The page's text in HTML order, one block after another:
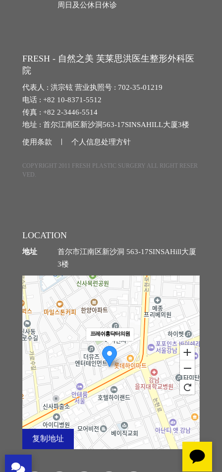
溶脂针
REO2 ECM
干细胞
医院环境
芙莱思消息
手术后注意事项
手术后记
前后照片库
Vlog视频
周日及公休日休诊
FRESH - 自然之美 芙莱思洪医生整形外科医
院
代表人 : 洪宗铉 营业执照号 : 702-35-01219
电话 : +82 10-8371-5512
传真 : +82 2-3446-5514
地址 : 首尔江南区新沙洞563-17SINSAHILL大厦3楼
使用条款 ㅣ 个人信息处理方针
COPYRIGHT 2011 FRESH PLASTIC SURGERY ALL RIGHT RESER
VED.
LOCATION
地址
首尔市江南区新沙洞 563-17SINSAHill大厦
3楼
复制地址
프레쉬홍닥터의원
100m